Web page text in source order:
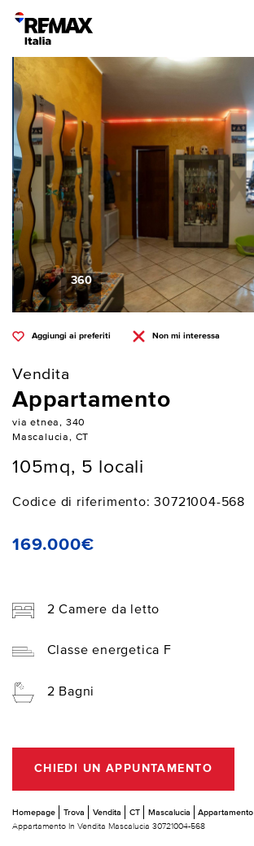
360
Aggiungi ai preferiti Non mi interessa
Vendita
Appartamento
via etnea, 340
Mascalucia, CT
105mq, 5 locali
Codice di riferimento: 30721004-568
169.000€
2 Camere da letto
Classe energetica F
2 Bagni
CHIEDI UN APPUNTAMENTO
Homepage Trova Vendita CT Mascalucia
Appartamento
Appartamento In Vendita Mascalucia 30721004-568